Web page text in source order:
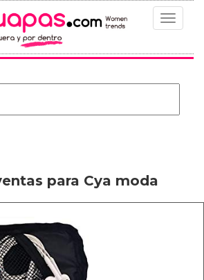
Toggle
para Cya moda